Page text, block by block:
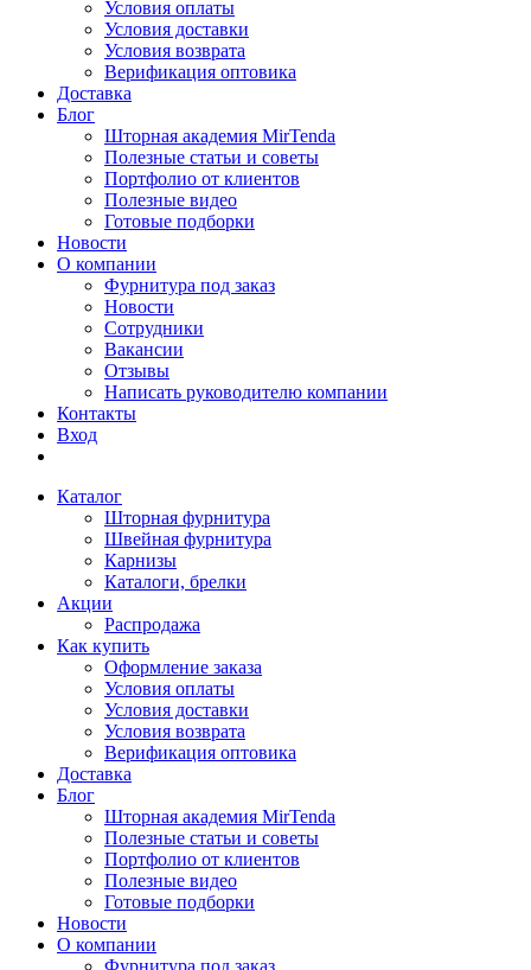
Условия оплаты
Условия доставки
Условия возврата
Верификация оптовика
Доставка
Блог
Шторная академия MirTenda
Полезные статьи и советы
Портфолио от клиентов
Полезные видео
Готовые подборки
Новости
О компании
Фурнитура под заказ
Новости
Сотрудники
Вакансии
Отзывы
Написать руководителю компании
Контакты
Вход
Каталог
Шторная фурнитура
Швейная фурнитура
Карнизы
Каталоги, брелки
Акции
Распродажа
Как купить
Оформление заказа
Условия оплаты
Условия доставки
Условия возврата
Верификация оптовика
Доставка
Блог
Шторная академия MirTenda
Полезные статьи и советы
Портфолио от клиентов
Полезные видео
Готовые подборки
Новости
О компании
Фурнитура под заказ